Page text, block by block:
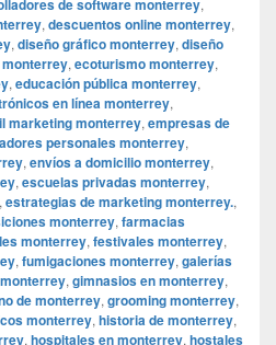
de software monterrey,
, descuentos online monterrey,
, diseño gráfico monterrey, diseño
, ecoturismo monterrey,
, educación pública monterrey,
en línea monterrey,
marketing monterrey, empresas de
personales monterrey,
, envíos a domicilio monterrey,
, escuelas privadas monterrey,
, estrategias de marketing monterrey.,
monterrey, farmacias
monterrey, festivales monterrey,
, fumigaciones monterrey, galerías
, gimnasios en monterrey,
de monterrey, grooming monterrey,
monterrey, historia de monterrey,
, hospitales en monterrey, hostales